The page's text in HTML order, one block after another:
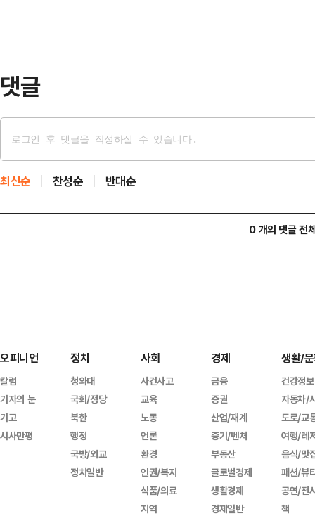
댓글
최신순 찬성순 반대순
0 개의 댓글 전
오피니언
칼럼
기자의 눈
기고
시사만평
정치
청와대
국회/정당
북한
행정
국방/외교
정치일반
사회
사건사고
교육
노동
언론
환경
인권/복지
식품/의료
지역
경제
금융
증권
산업/재계
중기/벤처
부동산
글로벌경제
생활경제
경제일반
생활/
건강정보
자동차/
도로/교
여행/레
음식/맛
패션/뷰
공연/전
책